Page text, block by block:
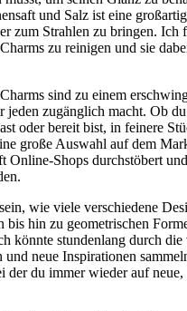
und Salz⁣ ist eine⁤
zum Strahlen zu bringen.‍ Ich
zu reinigen und sie
⁢sind zu einem
jeden zugänglich ​macht. Ob
oder bereit bist, in feinere
‌große ⁢Auswahl auf​ dem
Online-Shops ⁢durchstöbert
wie viele verschiedene
bis‍ hin zu geometrischen
⁣könnte stundenlang durch die
neue Inspirationen
der du immer ⁤wieder auf